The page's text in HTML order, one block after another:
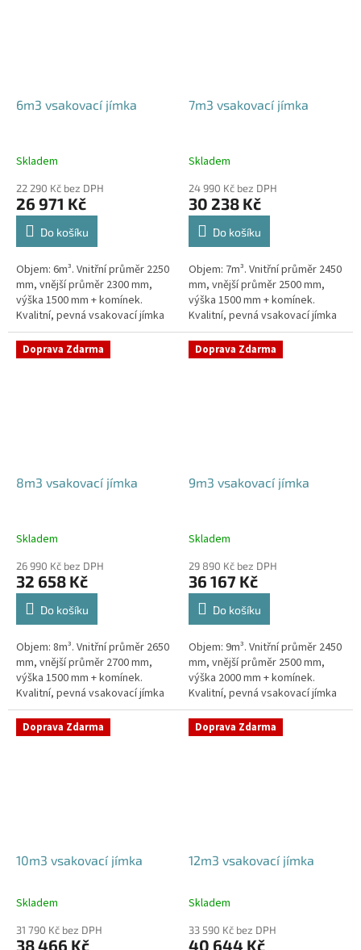
6m3 vsakovací jímka
Skladem
22 290 Kč bez DPH
26 971 Kč
Do košíku
Objem: 6m³. Vnitřní průměr 2250
mm, vnější průměr 2300 mm,
výška 1500 mm + komínek.
Kvalitní, pevná vsakovací jímka
(nádrž) bez potřeby
obetonování Průměr přítoku a
odtoku +...
7m3 vsakovací jímka
Skladem
24 990 Kč bez DPH
30 238 Kč
Do košíku
Objem: 7m³. Vnitřní průměr 2450
mm, vnější průměr 2500 mm,
výška 1500 mm + komínek.
Kvalitní, pevná vsakovací jímka
(nádrž) bez potřeby
obetonování Průměr přítoku a
odtoku +...
Doprava Zdarma
8m3 vsakovací jímka
Skladem
26 990 Kč bez DPH
32 658 Kč
Do košíku
Objem: 8m³. Vnitřní průměr 2650
mm, vnější průměr 2700 mm,
výška 1500 mm + komínek.
Kvalitní, pevná vsakovací jímka
(nádrž) bez potřeby
obetonování Průměr přítoku a
odtoku +...
Doprava Zdarma
9m3 vsakovací jímka
Skladem
29 890 Kč bez DPH
36 167 Kč
Do košíku
Objem: 9m³. Vnitřní průměr 2450
mm, vnější průměr 2500 mm,
výška 2000 mm + komínek.
Kvalitní, pevná vsakovací jímka
(nádrž) bez potřeby
obetonování Průměr přítoku a
odtoku +...
Doprava Zdarma
10m3 vsakovací jímka
Průměrné
produktu
Skladem
31 790 Kč bez DPH
38 466 Kč
Doprava Zdarma
12m3 vsakovací jímka
Průměrné
produktu
Skladem
33 590 Kč bez DPH
40 644 Kč